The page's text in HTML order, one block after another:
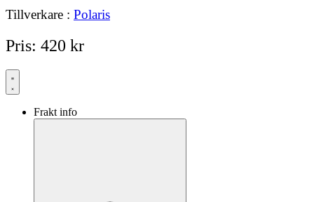
Tillverkare : Polaris
Pris: 420 kr
Frakt info